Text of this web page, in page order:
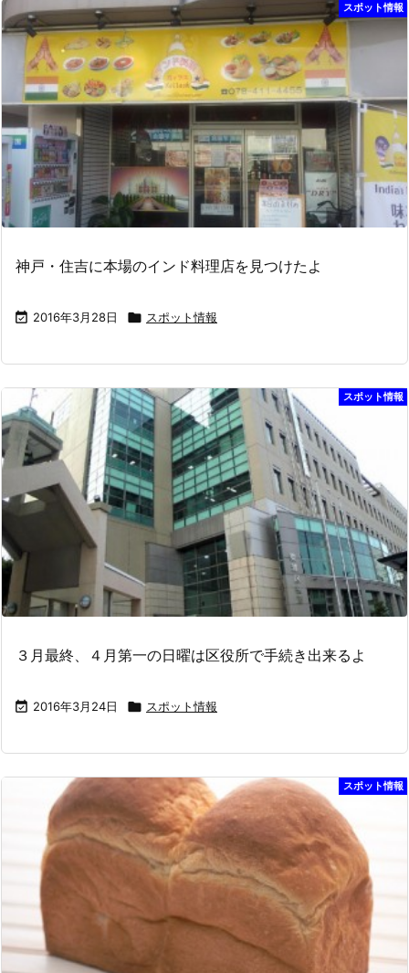
スポット情報
神戸・住吉に本場のインド料理店を見つけたよ
 2016年3月28日  スポット情報
スポット情報
３月最終、４月第一の日曜は区役所で手続き出来るよ
 2016年3月24日  スポット情報
スポット情報